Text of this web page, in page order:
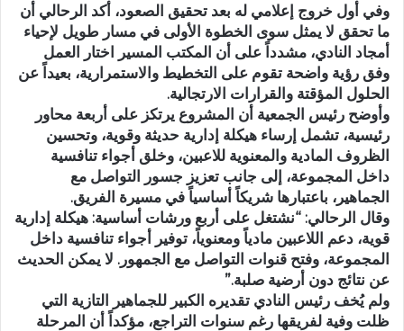
وفي أول خروج إعلامي له بعد تحقيق الصعود، أكد الرحالي أن
ما تحقق لا يمثل سوى الخطوة الأولى في مسار طويل لإحياء
أمجاد النادي، مشدداً على أن المكتب المسير اختار العمل
وفق رؤية واضحة تقوم على التخطيط والاستمرارية، بعيداً عن
الحلول المؤقتة والقرارات الارتجالية.
وأوضح رئيس الجمعية أن المشروع يرتكز على أربعة محاور
رئيسية، تشمل إرساء هيكلة إدارية حديثة وقوية، وتحسين
الظروف المادية والمعنوية للاعبين، وخلق أجواء تنافسية
داخل المجموعة، إلى جانب تعزيز جسور التواصل مع
الجماهير، باعتبارها شريكاً أساسياً في مسيرة الفريق.
وقال الرحالي: “نشتغل على أربع ورشات أساسية: هيكلة إدارية
قوية، دعم اللاعبين مادياً ومعنوياً، توفير أجواء تنافسية داخل
المجموعة، وفتح قنوات التواصل مع الجمهور. لا يمكن الحديث
عن نتائج دون أرضية صلبة.”
ولم يُخف رئيس النادي تقديره الكبير للجماهير التازية التي
ظلت وفية لفريقها رغم سنوات التراجع، مؤكداً أن المرحلة